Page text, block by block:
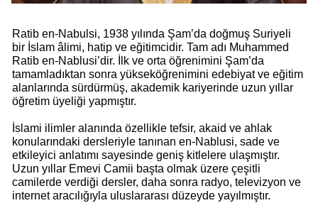
Ratib en-Nabulsi, 1938 yılında Şam’da doğmuş Suriyeli
bir İslam âlimi, hatip ve eğitimcidir. Tam adı Muhammed
Ratib en-Nablusi’dir. İlk ve orta öğrenimini Şam’da
tamamladıktan sonra yükseköğrenimini edebiyat ve eğitim
alanlarında sürdürmüş, akademik kariyerinde uzun yıllar
öğretim üyeliği yapmıştır.
İslami ilimler alanında özellikle tefsir, akaid ve ahlak
konularındaki dersleriyle tanınan en-Nablusi, sade ve
etkileyici anlatımı sayesinde geniş kitlelere ulaşmıştır.
Uzun yıllar Emevi Camii başta olmak üzere çeşitli
camilerde verdiği dersler, daha sonra radyo, televizyon ve
internet aracılığıyla uluslararası düzeyde yayılmıştır.